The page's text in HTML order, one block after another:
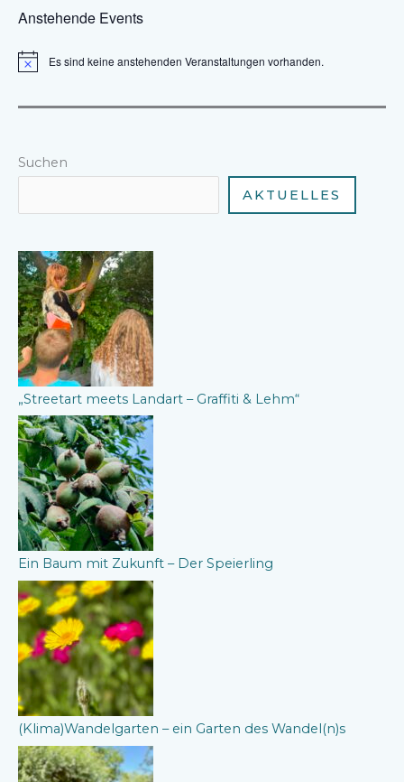
gehste
eben
nach
Parchim
Anstehende Events
H
w
s
Es sind keine anstehenden Veranstaltungen vorhanden.
Suchen
AKTUELLES
„Streetart meets Landart – Graffiti & Lehm“
Ein Baum mit Zukunft – Der Speierling
(Klima)Wandelgarten – ein Garten des Wandel(n)s